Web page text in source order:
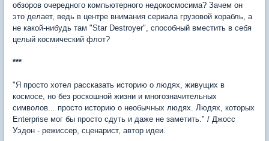
обзоров очередного компьютерного недокосмосима? Зачем он
это делает, ведь в центре внимания сериала грузовой корабль, а
не какой-нибудь там "Star Destroyer", способный вместить в себя
целый космический флот?
***
"Я просто хотел рассказать историю о людях, живущих в
космосе, но без роскошной жизни и многозначительных
символов... просто историю о необычных людях. Людях, которых
Enterprise мог бы просто сдуть и даже не заметить." / Джосс
Уэдон - режиссер, сценарист, автор идеи.